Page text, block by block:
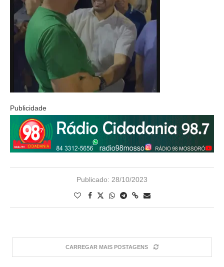
Publicidade
Publicado: 28/10/2023
CARREGAR MAIS POSTAGENS